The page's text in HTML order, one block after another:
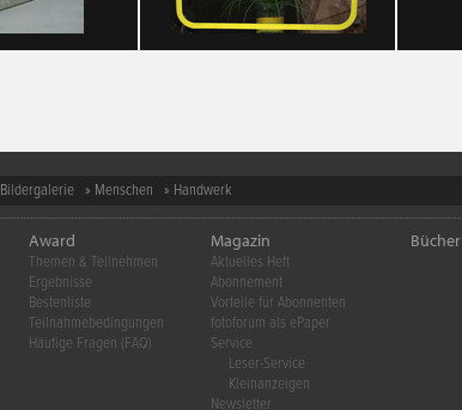
Bildergalerie » Menschen » Handwerk
Award
Themen & Teilnehmen
Ergebnisse
Bestenliste
Teilnahmebedingungen
Häufige Fragen (FAQ)
Magazin
Aktuelles Heft
Abonnement
Vorteile für Abonnenten
fotoforum als ePaper
Service
Leser-Service
Kleinanzeigen
Newsletter
Bücher